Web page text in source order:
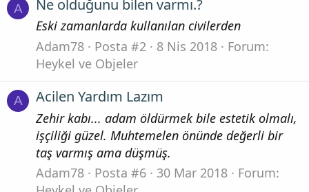
A Ne olduğunu bilen varmı.?
Eski zamanlarda kullanılan civilerden
Adam78
Posta #2 8 Nis 2018
Forum:
Heykel ve Objeler
A Acilen Yardım Lazım
Zehir kabı... adam öldürmek bile estetik olmalı,
işçiliği güzel. Muhtemelen önünde değerli bir
taş varmış ama düşmüş.
Adam78
Posta #6 30 Mar 2018
Forum: